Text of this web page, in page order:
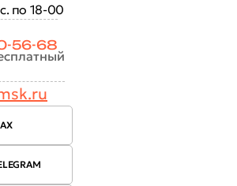
по 18-00
56-68